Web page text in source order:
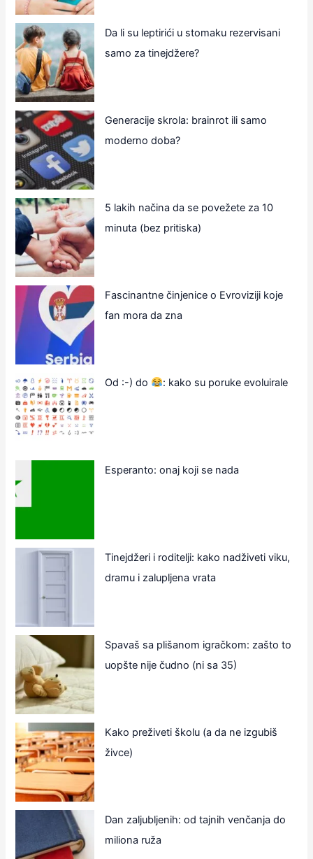
Da li su leptirići u stomaku rezervisani
samo za tinejdžere?
Generacije skrola: brainrot ili samo
moderno doba?
5 lakih načina da se povežete za 10
minuta (bez pritiska)
Fascinantne činjenice o Evroviziji koje
fan mora da zna
Od :-) do : kako su poruke evoluirale
Esperanto: onaj koji se nada
Tinejdžeri i roditelji: kako nadživeti viku,
dramu i zalupljena vrata
Spavaš sa plišanom igračkom: zašto to
uopšte nije čudno (ni sa 35)
Kako preživeti školu (a da ne izgubiš
živce)
Dan zaljubljenih: od tajnih venčanja do
miliona ruža